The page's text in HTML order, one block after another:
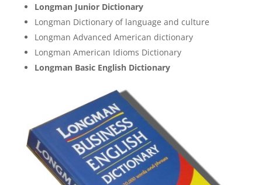
Longman Junior Dictionary
Longman Dictionary of language and culture
Longman Advanced American dictionary
Longman American Idioms Dictionary
Longman Basic English Dictionary